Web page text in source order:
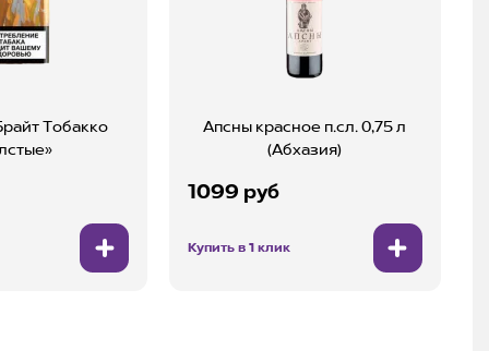
Тобакко
Апсны красное п.сл. 0,75 л
(Абхазия)
1099 руб
Купить в 1 клик